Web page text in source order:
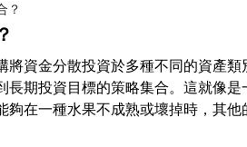
？
將資金分散投資於多種不同的資產
長期投資目標的策略集合。這就像
夠在一種水果不成熟或壞掉時，其